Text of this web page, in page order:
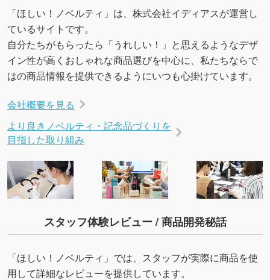
いたします。配置のご相談にも応じています。
→詳しく見る
「ほしい！ノベルティ」は、株式会社イディアスが運営し
ているサイトです。
自分たちがもらったら「うれしい！」と思えるようなデザ
イン性が高くおしゃれな商品選びを中心に、私たちならで
はの商品情報を提供できるようにいつも心掛けています。
会社概要を見る
より良きノベルティ・記念品づくりを
目指した取り組み
スタッフ体験レビュー / 商品開発秘話
「ほしい！ノベルティ」では、スタッフが実際に商品を使
用して詳細なレビューを提供しています。